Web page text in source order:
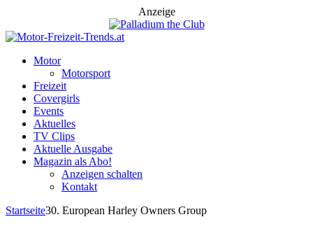
Anzeige
Motor
Motorsport
Freizeit
Covergirls
Events
Aktuelles
TV Clips
Aktuelle Ausgabe
Magazin als Abo!
Anzeigen schalten
Kontakt
Startseite30. European Harley Owners Group